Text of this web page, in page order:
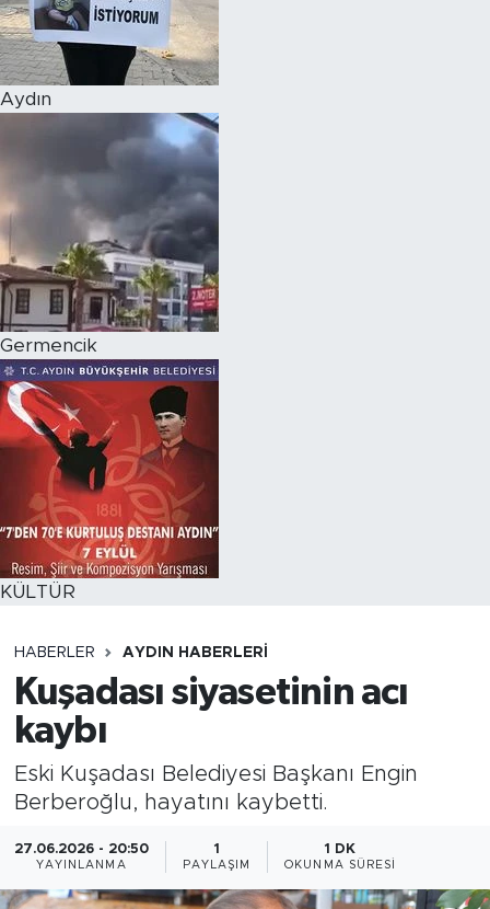
Aydın
Germencik
KÜLTÜR
HABERLER AYDIN HABERLERI
Kuşadası siyasetinin acı
kaybı
Eski Kuşadası Belediyesi Başkanı Engin
Berberoğlu, hayatını kaybetti.
27.06.2026 - 20:50
YAYINLANMA
1
PAYLAŞIM
1 DK
OKUNMA SÜRESI